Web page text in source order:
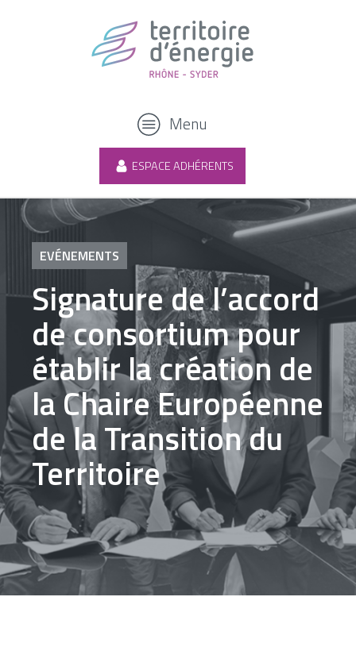
Menu
ESPACE ADHÉRENTS
EVÉNEMENTS
Signature de l’accord
de consortium pour
établir la création de
la Chaire Européenne
de la Transition du
Territoire